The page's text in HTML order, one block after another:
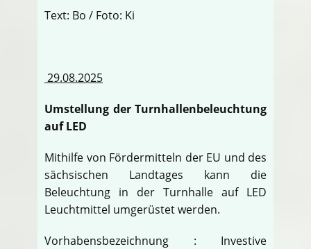
Text: Bo / Foto: Ki
29.08.2025
Umstellung der Turnhallenbeleuchtung
auf LED
Mithilfe von Fördermitteln der EU und des
sächsischen Landtages kann die
Beleuchtung in der Turnhalle auf LED
Leuchtmittel umgerüstet werden.
Vorhabensbezeichnung : Investive